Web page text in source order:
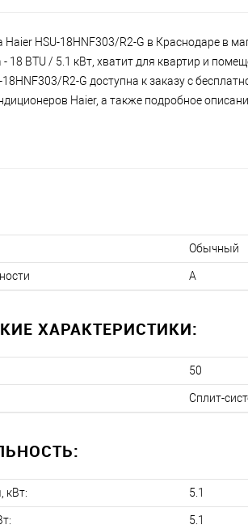
HSU-18HNF303/R2-G в Краснодаре в
18 BTU / 5.1 кВт, хватит для квартир и
R2-G доступна к заказу с
Haier, а также подробное
Обычный
A
ХАРАКТЕРИСТИКИ:
50
Сплит-
кВт: 5.1
5.1